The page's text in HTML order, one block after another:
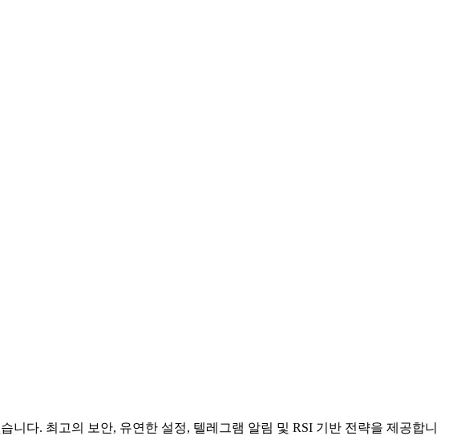
다. 최고의 보안, 유연한 설정, 텔레그램 알림 및 RSI 기반 전략을 제공합니